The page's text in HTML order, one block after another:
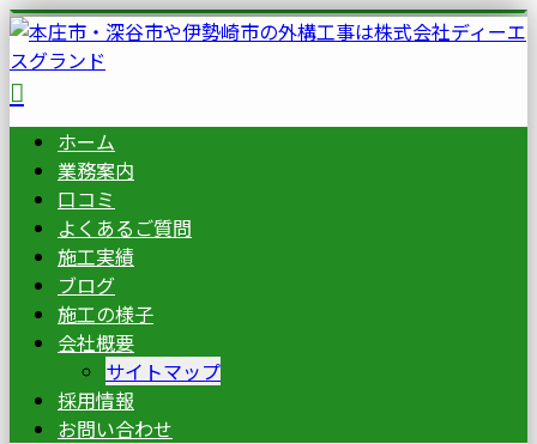
ホーム
業務案内
口コミ
よくあるご質問
施工実績
ブログ
施工の様子
会社概要
サイトマップ
採用情報
お問い合わせ